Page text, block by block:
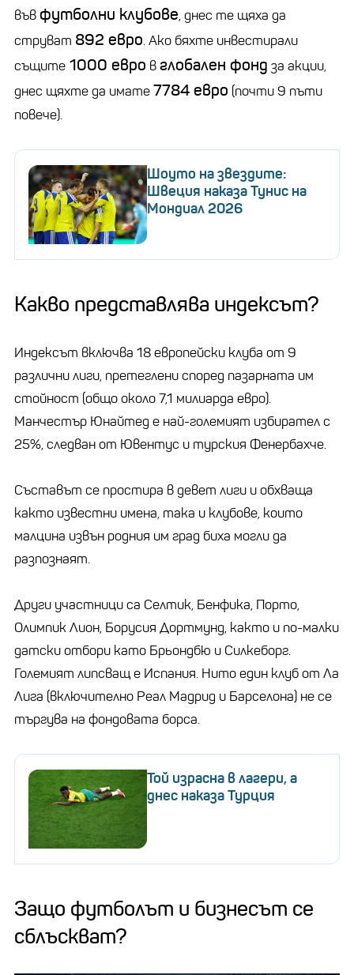
въвфутболни клубове, днес те щяха да
струват 892 евро. Ако бяхте инвестирали
същите 1000 евро вглобален фонд за акции,
днес щяхте да имате7784 евро (почти 9 пъти
повече).
Шоуто на звездите:
Швеция наказа Тунис на
Мондиал 2026
Какво представлява индексът?
Индексът включва 18 европейски клуба от 9
различни лиги, претеглени според пазарната им
стойност (общо около 7,1 милиарда евро).
Манчестър Юнайтед е най-големият избирател с
25%, следван от Ювентус и турския Фенербахче.
Съставът се простира в девет лиги и обхваща
както известни имена, така и клубове, които
малцина извън родния им град биха могли да
разпознаят.
Други участници са Селтик, Бенфика, Порто,
Олимпик Лион, Борусия Дортмунд, както и по-малки
датски отбори като Брьондбю и Силкеборг.
Големият липсващ е Испания. Нито един клуб от Ла
Лига (включително Реал Мадрид и Барселона) не се
търгува на фондовата борса.
Той израсна в лагери, а
днес наказа Турция
Защо футболът и бизнесът се
сблъскват?